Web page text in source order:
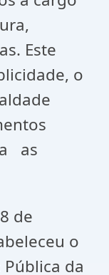
Este
o
as
de
o
da